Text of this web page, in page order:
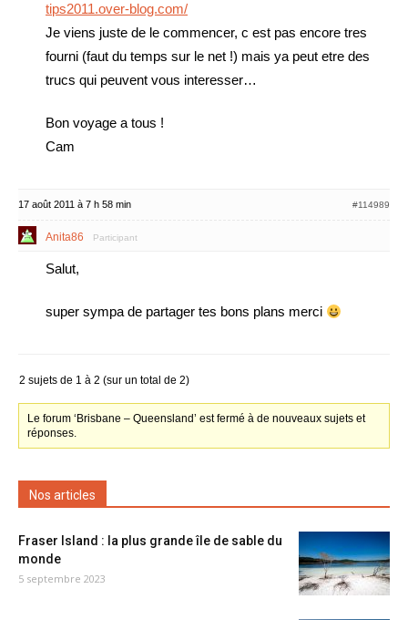
tips2011.over-blog.com/
Je viens juste de le commencer, c est pas encore tres
fourni (faut du temps sur le net !) mais ya peut etre des
trucs qui peuvent vous interesser…
Bon voyage a tous !
Cam
17 août 2011 à 7 h 58 min #114989
Anita86 Participant
Salut,
super sympa de partager tes bons plans merci
2 sujets de 1 à 2 (sur un total de 2)
Le forum ‘Brisbane – Queensland’ est fermé à de nouveaux sujets et
réponses.
Nos articles
Fraser Island : la plus grande île de sable du
monde
5 septembre 2023